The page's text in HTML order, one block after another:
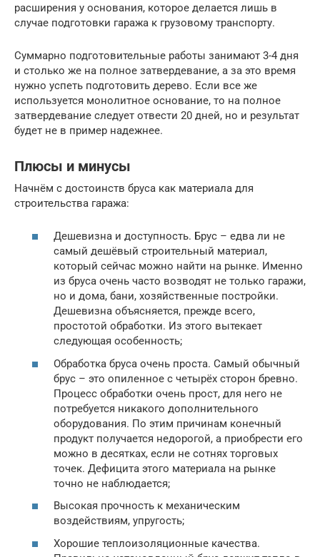
расширения у основания, которое делается лишь в
случае подготовки гаража к грузовому транспорту.
Суммарно подготовительные работы занимают 3-4 дня
и столько же на полное затвердевание, а за это время
нужно успеть подготовить дерево. Если все же
используется монолитное основание, то на полное
затвердевание следует отвести 20 дней, но и результат
будет не в пример надежнее.
Плюсы и минусы
Начнём с достоинств бруса как материала для
строительства гаража:
Дешевизна и доступность. Брус – едва ли не
самый дешёвый строительный материал,
который сейчас можно найти на рынке. Именно
из бруса очень часто возводят не только гаражи,
но и дома, бани, хозяйственные постройки.
Дешевизна объясняется, прежде всего,
простотой обработки. Из этого вытекает
следующая особенность;
Обработка бруса очень проста. Самый обычный
брус – это опиленное с четырёх сторон бревно.
Процесс обработки очень прост, для него не
потребуется никакого дополнительного
оборудования. По этим причинам конечный
продукт получается недорогой, а приобрести его
можно в десятках, если не сотнях торговых
точек. Дефицита этого материала на рынке
точно не наблюдается;
Высокая прочность к механическим
воздействиям, упругость;
Хорошие теплоизоляционные качества.